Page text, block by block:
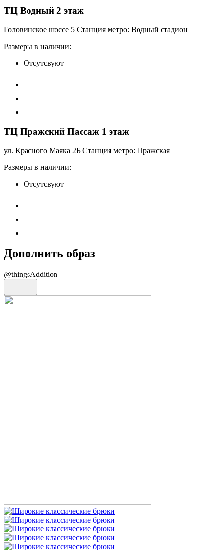
ТЦ Водный 2 этаж
Головинское шоссе 5 Станция метро: Водный стадион
Размеры в наличии:
Отсутсвуют
ТЦ Пражский Пассаж 1 этаж
ул. Красного Маяка 2Б Станция метро: Пражская
Размеры в наличии:
Отсутсвуют
Дополнить образ
@thingsAddition